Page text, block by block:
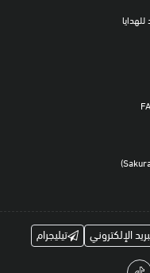
الإلكتروني تيليجرام